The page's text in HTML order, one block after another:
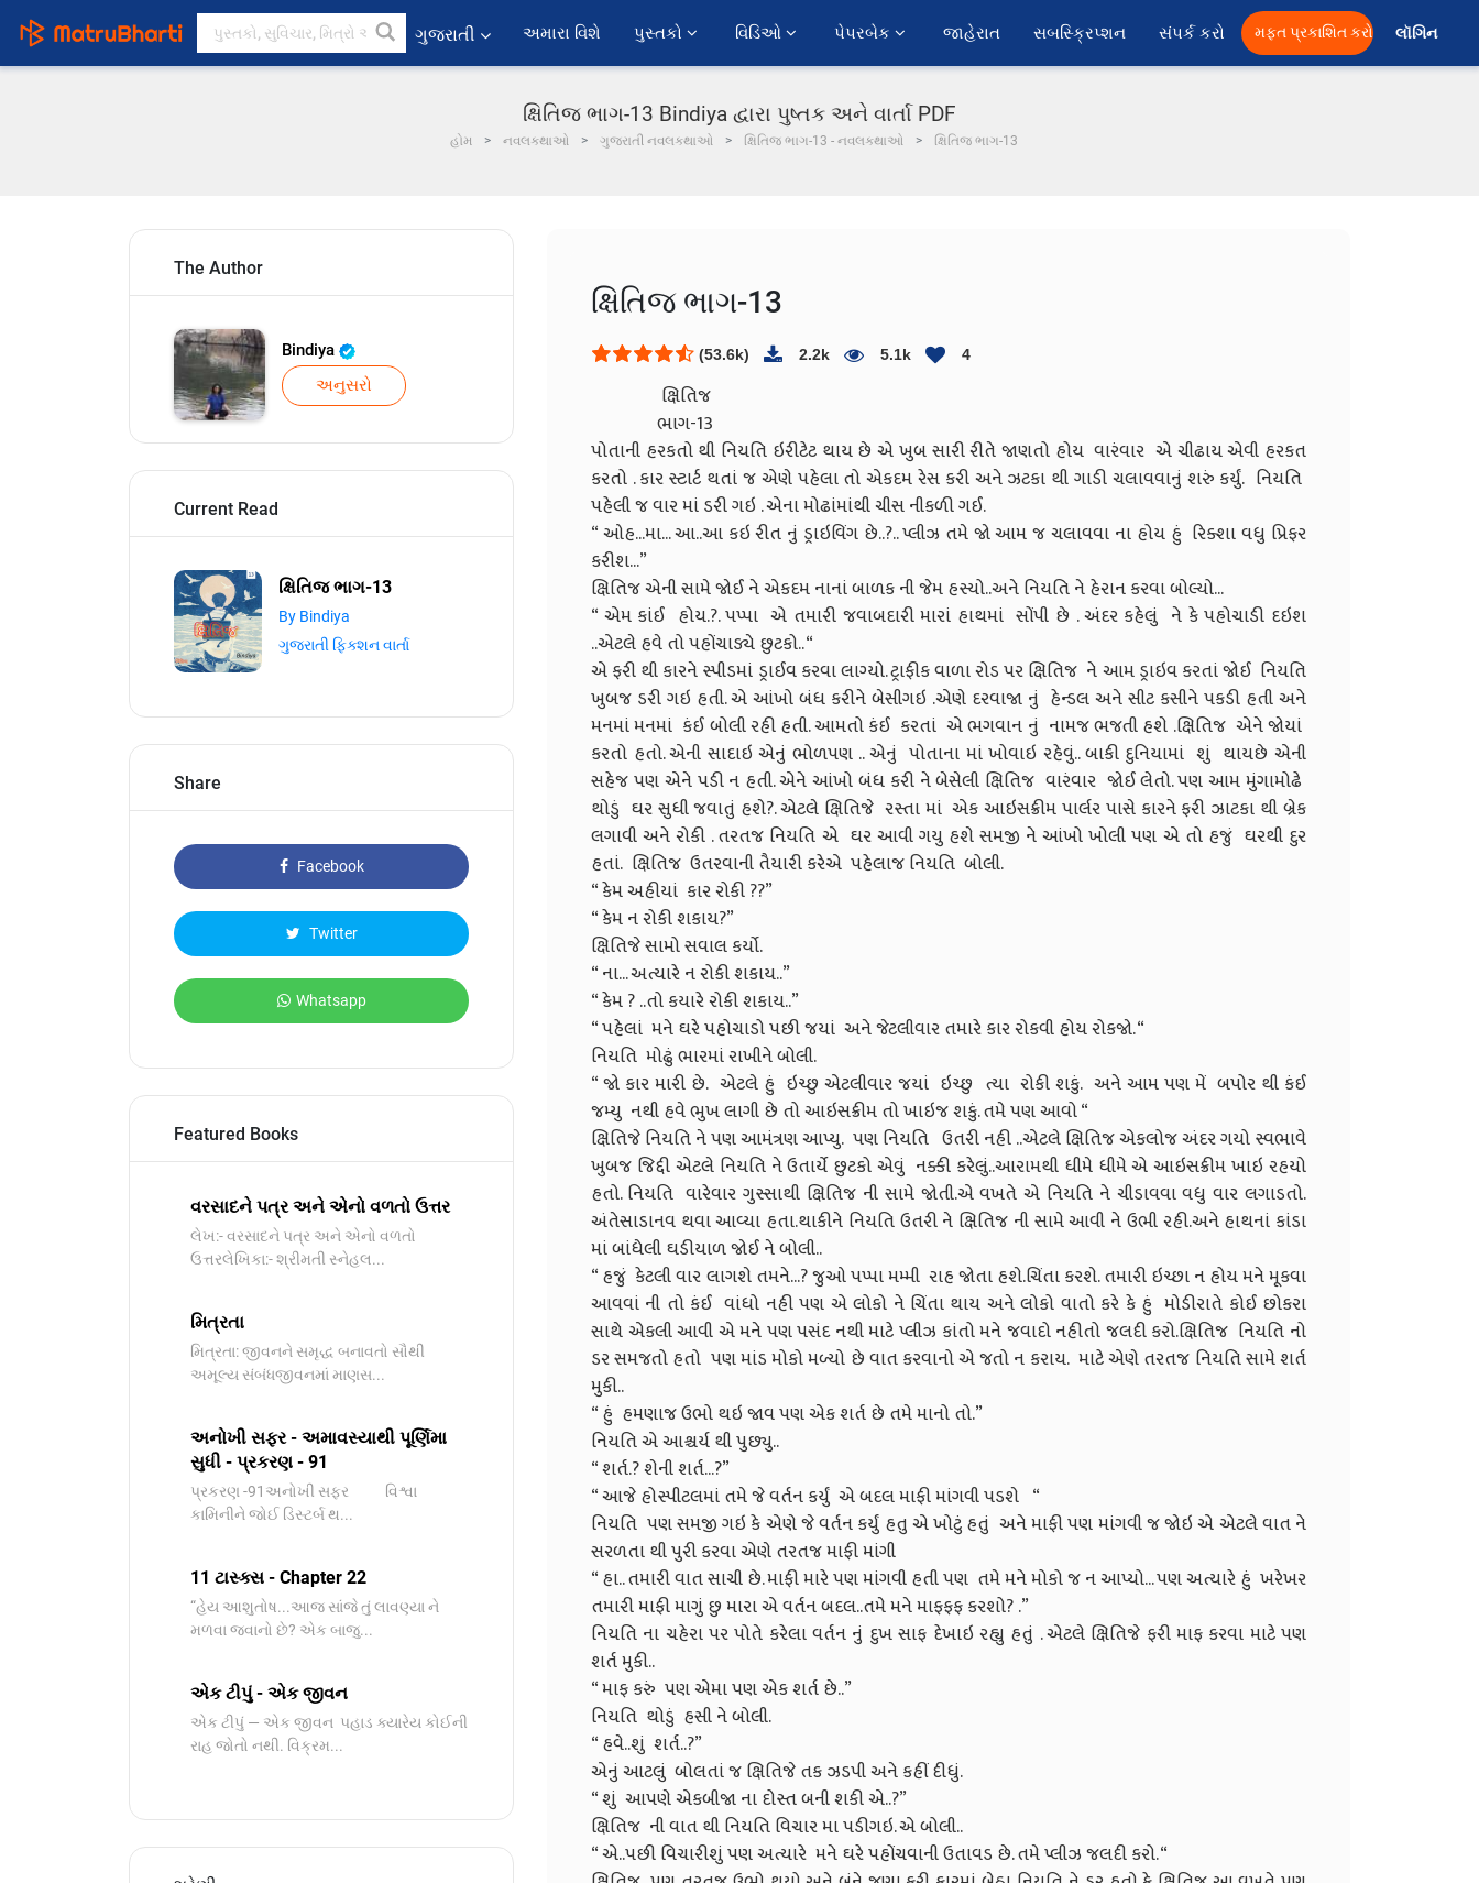
ગુજરાતી અમારા વિશે પુસ્તકો વિડિઓ પેપરબેક જાહેરાત સબસ્ક્રિપ્શન સંપર્ક કરો મફત પ્રકાશિત કરો લૉગિન
ક્ષિતિજ ભાગ-13 Bindiya દ્વારા પુષ્તક અને વાર્તા PDF
હોમ નવલકથાઓ ગુજરાતી નવલકથાઓ ક્ષિતિજ ભાગ-13 - નવલકથાઓ ક્ષિતિજ ભાગ-13
The Author
Bindiya
અનુસરો
Current Read
ક્ષિતિજ ભાગ-13
By Bindiya
ગુજરાતી ફિક્શન વાર્તા
Share
Facebook
Twitter
Whatsapp
Featured Books
વરસાદને પત્ર અને એનો વળતો ઉત્તર
લેખ:- વરસાદને પત્ર અને એનો વળતો
ઉત્તરલેખિકા:- શ્રીમતી સ્નેહલ...
મિત્રતા
મિત્રતા: જીવનને સમૃદ્ધ બનાવતો સૌથી
અમૂલ્ય સંબંધજીવનમાં માણસ...
અનોખી સફર - અમાવસ્યાથી પૂર્ણિમા
સુધી - પ્રકરણ - 91
પ્રકરણ -91અનોખી સફર વિશ્વા
કામિનીને જોઈ ડિસ્ટર્બ થ...
11 ટાસ્ક્સ - Chapter 22
“હેય આશુતોષ...આજ સાંજે તું લાવણ્યા ને
મળવા જવાનો છે? એક બાજુ...
એક ટીપું - એક જીવન
એક ટીપું — એક જીવન પહાડ ક્યારેય કોઈની
રાહ જોતો નથી. વિક્રમ...
ક્ષિતિજ ભાગ-13
(53.6k) 2.2k 5.1k 4
ક્ષિતિજ
ભાગ-13
પોતાની હરકતો થી નિયતિ ઇરીટેટ થાય છે એ ખુબ સારી રીતે જાણતો હોય વારંવાર એ ચીઢાય એવી હરકત
કરતો . કાર સ્ટાર્ટ થતાં જ એણે પહેલા તો એકદમ રેસ કરી અને ઝટકા થી ગાડી ચલાવવાનું શરું કર્યું. નિયતિ
પહેલી જ વાર માં ડરી ગઇ . એના મોઢાંમાંથી ચીસ નીકળી ગઈ.
“ ઓહ...મા... આ..આ કઇ રીત નું ડ્રાઇવિંગ છે..?.. પ્લીઝ તમે જો આમ જ ચલાવવા ના હોય હું રિક્શા વધુ પ્રિફર
કરીશ...”
ક્ષિતિજ એની સામે જોઈ ને એકદમ નાનાં બાળક ની જેમ હસ્યો..અને નિયતિ ને હેરાન કરવા બોલ્યો...
“ એમ કાંઈ હોય.?. પપ્પા એ તમારી જવાબદારી મારાં હાથમાં સોંપી છે . અંદર કહેલું ને કે પહોચાડી દઇશ
..એટલે હવે તો પહોંચાડ્યે છુટકો.. “
એ ફરી થી કારને સ્પીડમાં ડ્રાઈવ કરવા લાગ્યો. ટ્રાફીક વાળા રોડ પર ક્ષિતિજ ને આમ ડ્રાઇવ કરતાં જોઈ નિયતિ
ખુબજ ડરી ગઇ હતી. એ આંખો બંધ કરીને બેસીગઇ .એણે દરવાજા નું હેન્ડલ અને સીટ કસીને પકડી હતી અને
મનમાં મનમાં કંઈ બોલી રહી હતી. આમતો કંઈ કરતાં એ ભગવાન નું નામજ ભજતી હશે .ક્ષિતિજ એને જોયાં
કરતો હતો. એની સાદાઇ એનું ભોળપણ .. એનું પોતાના માં ખોવાઇ રહેવું.. બાકી દુનિયામાં શું થાયછે એની
સહેજ પણ એને પડી ન હતી. એને આંખો બંધ કરી ને બેસેલી ક્ષિતિજ વારંવાર જોઈ લેતો. પણ આમ મુંગામોઢે
થોડું ઘર સુધી જવાતું હશે?. એટલે ક્ષિતિજે રસ્તા માં એક આઇસક્રીમ પાર્લર પાસે કારને ફરી ઝાટકા થી બ્રેક
લગાવી અને રોકી . તરતજ નિયતિ એ ઘર આવી ગયુ હશે સમજી ને આંખો ખોલી પણ એ તો હજું ઘરથી દુર
હતાં. ક્ષિતિજ ઉતરવાની તૈયારી કરેએ પહેલાજ નિયતિ બોલી.
“ કેમ અહીયાં કાર રોકી ??”
“ કેમ ન રોકી શકાય?”
ક્ષિતિજે સામો સવાલ કર્યો.
“ ના... અત્યારે ન રોકી શકાય..”
“ કેમ ? ..તો કયારે રોકી શકાય..”
“ પહેલાં મને ઘરે પહોચાડો પછી જયાં અને જેટલીવાર તમારે કાર રોકવી હોય રોકજો. “
નિયતિ મોઢું ભારમાં રાખીને બોલી.
“ જો કાર મારી છે. એટલે હું ઇચ્છુ એટલીવાર જયાં ઇચ્છુ ત્યા રોકી શકું. અને આમ પણ મેં બપોર થી કંઈ
જમ્યુ નથી હવે ભુખ લાગી છે તો આઇસક્રીમ તો ખાઇજ શકું. તમે પણ આવો “
ક્ષિતિજે નિયતિ ને પણ આમંત્રણ આપ્યુ. પણ નિયતિ ઉતરી નહી ..એટલે ક્ષિતિજ એકલોજ અંદર ગયો સ્વભાવે
ખુબજ જિદ્દી એટલે નિયતિ ને ઉતાર્યે છુટકો એવું નક્કી કરેલું..આરામથી ધીમે ધીમે એ આઇસક્રીમ ખાઇ રહયો
હતો. નિયતિ વારેવાર ગુસ્સાથી ક્ષિતિજ ની સામે જોતી.એ વખતે એ નિયતિ ને ચીડાવવા વધુ વાર લગાડતો.
અંતેસાડાનવ થવા આવ્યા હતા.થાકીને નિયતિ ઉતરી ને ક્ષિતિજ ની સામે આવી ને ઉભી રહી.અને હાથનાં કાંડા
માં બાંધેલી ઘડીયાળ જોઈ ને બોલી..
“ હજું કેટલી વાર લાગશે તમને...? જુઓ પપ્પા મમ્મી રાહ જોતા હશે.ચિંતા કરશે. તમારી ઇચ્છા ન હોય મને મૂકવા
આવવાં ની તો કંઈ વાંધો નહી પણ એ લોકો ને ચિંતા થાય અને લોકો વાતો કરે કે હું મોડીરાતે કોઈ છોકરા
સાથે એકલી આવી એ મને પણ પસંદ નથી માટે પ્લીઝ કાંતો મને જવાદો નહીતો જલદી કરો.ક્ષિતિજ નિયતિ નો
ડર સમજતો હતો પણ માંડ મોકો મળ્યો છે વાત કરવાનો એ જતો ન કરાય. માટે એણે તરતજ નિયતિ સામે શર્ત
મુકી..
“ હું હમણાજ ઉભો થઇ જાવ પણ એક શર્ત છે તમે માનો તો.”
નિયતિ એ આશ્ચર્ય થી પુછ્યુ..
“ શર્ત.? શેની શર્ત...?”
“ આજે હોસ્પીટલમાં તમે જે વર્તન કર્યું એ બદલ માફી માંગવી પડશે “
નિયતિ પણ સમજી ગઇ કે એણે જે વર્તન કર્યું હતુ એ ખોટું હતું અને માફી પણ માંગવી જ જોઇ એ એટલે વાત ને
સરળતા થી પુરી કરવા એણે તરતજ માફી માંગી
“ હા.. તમારી વાત સાચી છે. માફી મારે પણ માંગવી હતી પણ તમે મને મોકો જ ન આપ્યો... પણ અત્યારે હું ખરેખર
તમારી માફી માગું છુ મારા એ વર્તન બદલ..તમે મને માફફફ કરશો? .”
નિયતિ ના ચહેરા પર પોતે કરેલા વર્તન નું દુખ સાફ દેખાઇ રહ્યુ હતું . એટલે ક્ષિતિજે ફરી માફ કરવા માટે પણ
શર્ત મુકી..
“ માફ કરું પણ એમા પણ એક શર્ત છે..”
નિયતિ થોડું હસી ને બોલી.
“ હવે..શું શર્ત..?”
એનું આટલું બોલતાં જ ક્ષિતિજે તક ઝડપી અને કહીં દીધું.
“ શું આપણે એકબીજા ના દોસ્ત બની શકી એ..?”
ક્ષિતિજ ની વાત થી નિયતિ વિચાર મા પડીગઇ. એ બોલી..
“ એ..પછી વિચારીશું પણ અત્યારે મને ઘરે પહોંચવાની ઉતાવડ છે. તમે પ્લીઝ જલદી કરો. “